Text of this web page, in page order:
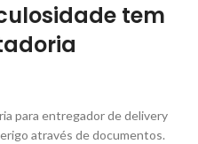
tem
para entregador de delivery
através de documentos.